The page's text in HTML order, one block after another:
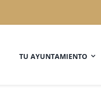
TU AYUNTAMIENTO